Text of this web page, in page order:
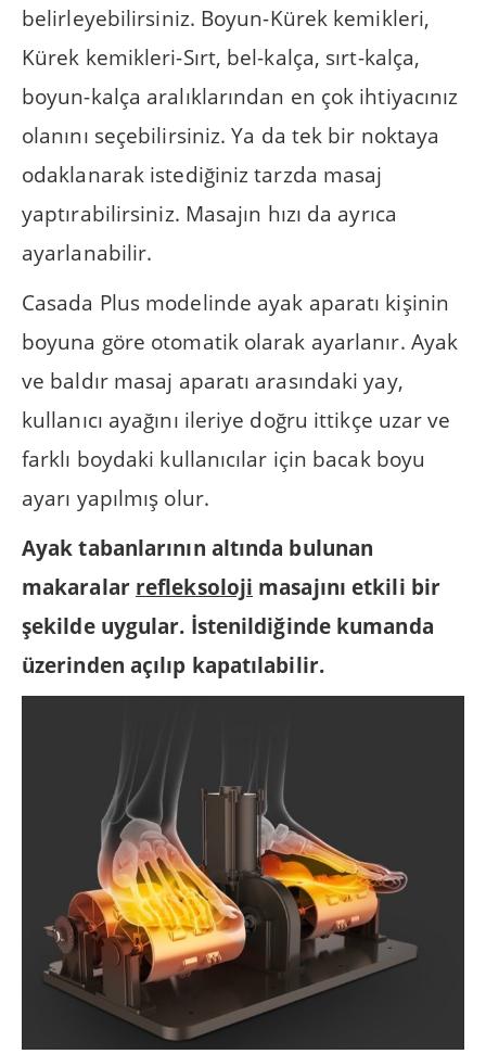
belirleyebilirsiniz. Boyun-Kürek kemikleri,
Kürek kemikleri-Sırt, bel-kalça, sırt-kalça,
boyun-kalça aralıklarından en çok ihtiyacınız
olanını seçebilirsiniz. Ya da tek bir noktaya
odaklanarak istediğiniz tarzda masaj
yaptırabilirsiniz. Masajın hızı da ayrıca
ayarlanabilir.
Casada Plus modelinde ayak aparatı kişinin
boyuna göre otomatik olarak ayarlanır. Ayak
ve baldır masaj aparatı arasındaki yay,
kullanıcı ayağını ileriye doğru ittikçe uzar ve
farklı boydaki kullanıcılar için bacak boyu
ayarı yapılmış olur.
Ayak tabanlarının altında bulunan
makaralar refleksoloji masajını etkili bir
şekilde uygular. İstenildiğinde kumanda
üzerinden açılıp kapatılabilir.